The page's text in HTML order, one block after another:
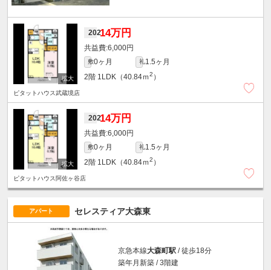
20214万円
6,000円
敷0ヶ月 礼1.5ヶ月
2階 1LDK（40.84ｍ2 ）
ピタットハウス武蔵境店
20214万円
6,000円
敷0ヶ月 礼1.5ヶ月
2階 1LDK（40.84ｍ2 ）
ピタットハウス阿佐ヶ谷店
アパート セレスティア大森東
京急本線大森町駅 / 徒歩18分
築年月新築 / 3階建